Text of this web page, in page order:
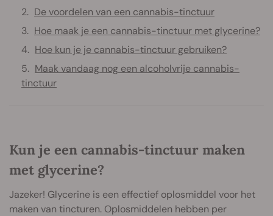
De voordelen van een cannabis-tinctuur
Hoe maak je een cannabis-tinctuur met glycerine?
Hoe kun je je cannabis-tinctuur gebruiken?
Maak vandaag nog een alcoholvrije cannabis-
tinctuur
Kun je een cannabis-tinctuur maken
met glycerine?
Jazeker! Glycerine is een effectief oplosmiddel voor het
maken van tincturen. Oplosmiddelen hebben per